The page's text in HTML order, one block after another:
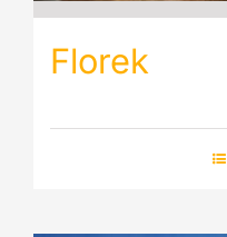
Florek